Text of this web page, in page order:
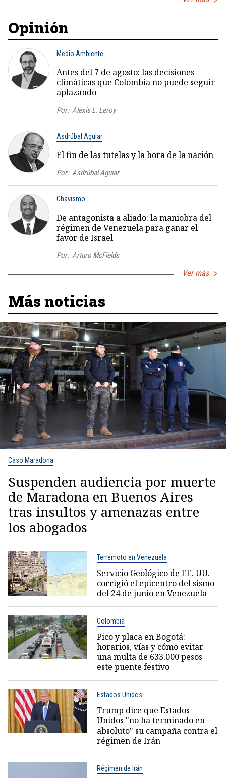
Opinión
Medio Ambiente
Antes del 7 de agosto: las decisiones
climáticas que Colombia no puede seguir
aplazando
Por: Alexis L. Leroy
Asdrúbal Aguiar
El fin de las tutelas y la hora de la nación
Por: Asdrúbal Aguiar
Chavismo
De antagonista a aliado: la maniobra del
régimen de Venezuela para ganar el
favor de Israel
Por: Arturo McFields
Ver más
Más noticias
Caso Maradona
Suspenden audiencia por muerte
de Maradona en Buenos Aires
tras insultos y amenazas entre
los abogados
Terremoto en Venezuela
Servicio Geológico de EE. UU.
corrigió el epicentro del sismo
del 24 de junio en Venezuela
Colombia
Pico y placa en Bogotá:
horarios, vías y cómo evitar
una multa de 633.000 pesos
este puente festivo
Estados Unidos
Trump dice que Estados
Unidos "no ha terminado en
absoluto" su campaña contra el
régimen de Irán
Régimen de Irán